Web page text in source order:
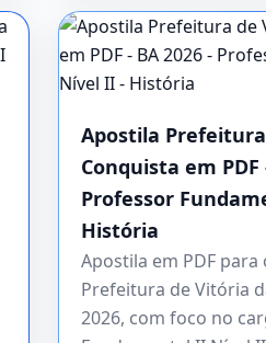
Apostila
Conquista em PDF
Professor
História
Apostila em PDF
Prefeitura de Vitória
2026, com foco no